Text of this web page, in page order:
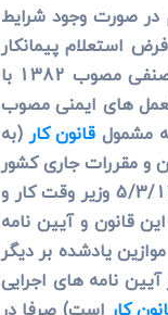
موضوع استعلام در صورت وجود شرایط
استعلام پیمانکار
مصوب 1369 کارفرما محسوب شود تطبیق عنوان «فرد صنفی» موضوع ماده 2 قانون نظام صنفی مصوب 1382 با
العمل های ایمنی مصوب
مشمول قانون کار(به
مکلف به اجرای قوانین و مقررات جاری کشور
(از جمله مقررات حفاظت فنی) دانسته است. ثالثا با لحاظ تعریف مذکور در ذیل فصل اول آیین نامه ایمنی امور پیمانکاری مصوب 5/3/1389 وزیر وقت کار و
این قانون و آیین نامه
می باشند و شمول موازین یادشده بر دیگر
آیین نامه های اجرایی